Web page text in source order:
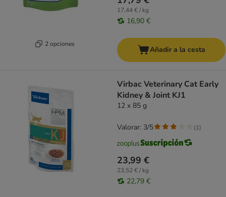
2 opciones
17,44 € / kg
16,90 €
Añadir a la cesta
Virbac Veterinary Cat Early
Kidney & Joint KJ1
12 x 85 g
23,99 €
23,52 € / kg
22,79 €
Valorar: 3/5 (1)